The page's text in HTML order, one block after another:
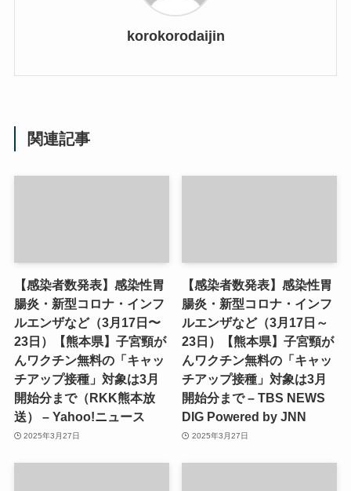
korokorodaijin
関連記事
【感染者数発表】感染性胃
腸炎・新型コロナ・インフ
ルエンザなど（3月17日〜
23日）【熊本県】子宮頸が
んワクチン無料の「キャッ
チアップ接種」対象は3月
開始分まで（RKK熊本放
送） – Yahoo!ニュース
2025年3月27日
【感染者数発表】感染性胃
腸炎・新型コロナ・インフ
ルエンザなど（3月17日～
23日）【熊本県】子宮頸が
んワクチン無料の「キャッ
チアップ接種」対象は3月
開始分まで – TBS NEWS
DIG Powered by JNN
2025年3月27日